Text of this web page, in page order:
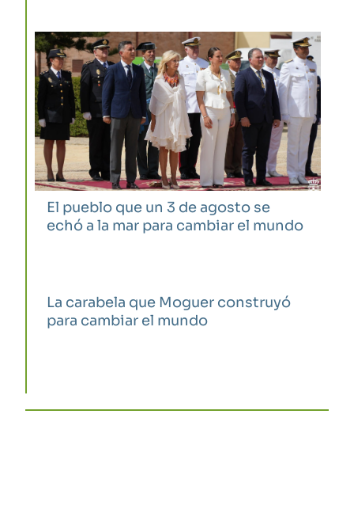
El pueblo que un 3 de agosto se
echó a la mar para cambiar el mundo
La carabela que Moguer construyó
para cambiar el mundo